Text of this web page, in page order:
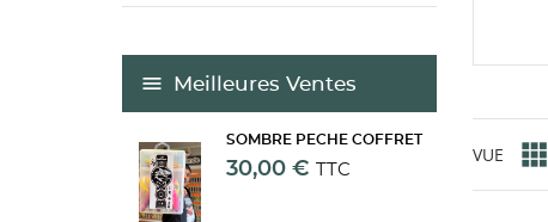
Meilleures Ventes
SOMBRE PECHE COFFRET
30,00 € TTC
VUE